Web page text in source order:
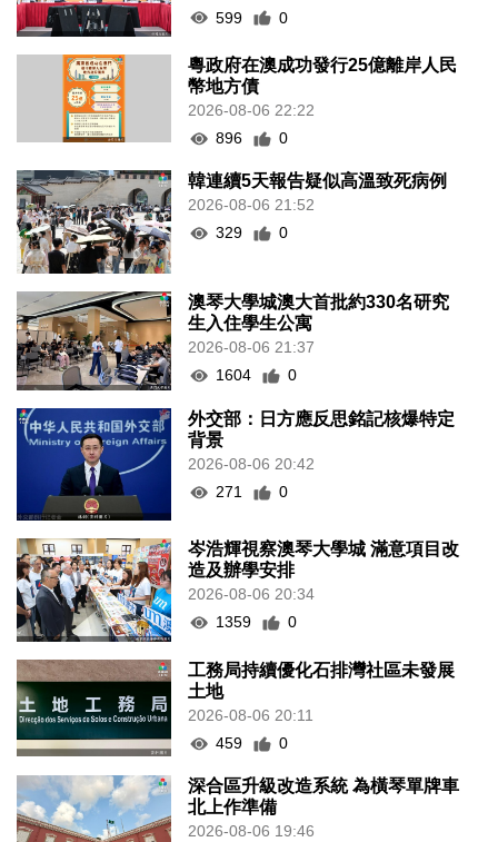
599
0
粵政府在澳成功發行25億離岸人民
幣地方債
2026-08-06 22:22
896
0
韓連續5天報告疑似高溫致死病例
2026-08-06 21:52
329
0
澳琴大學城澳大首批約330名研究
生入住學生公寓
2026-08-06 21:37
1604
0
外交部：日方應反思銘記核爆特定
背景
2026-08-06 20:42
271
0
岑浩輝視察澳琴大學城 滿意項目改
造及辦學安排
2026-08-06 20:34
1359
0
工務局持續優化石排灣社區未發展
土地
2026-08-06 20:11
459
0
深合區升級改造系統 為橫琴單牌車
北上作準備
2026-08-06 19:46